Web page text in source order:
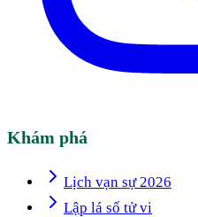
Khám phá
Lịch vạn sự 2026
Lập lá số tử vi